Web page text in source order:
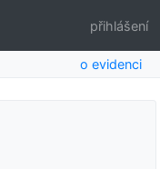
přihlášení
o evidenci